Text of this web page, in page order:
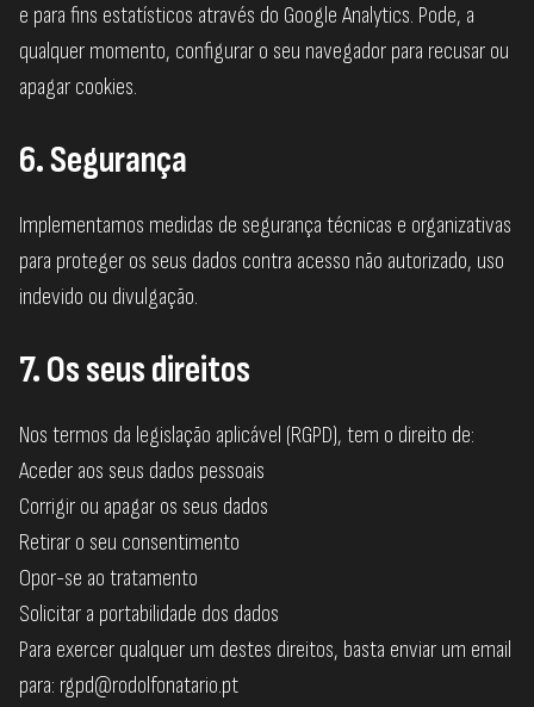
e para fins estatísticos através do Google Analytics. Pode, a
qualquer momento, configurar o seu navegador para recusar ou
apagar cookies.
6. Segurança
Implementamos medidas de segurança técnicas e organizativas
para proteger os seus dados contra acesso não autorizado, uso
indevido ou divulgação.
7. Os seus direitos
Nos termos da legislação aplicável (RGPD), tem o direito de:
Aceder aos seus dados pessoais
Corrigir ou apagar os seus dados
Retirar o seu consentimento
Opor-se ao tratamento
Solicitar a portabilidade dos dados
Para exercer qualquer um destes direitos, basta enviar um email
para: rgpd@rodolfonatario.pt